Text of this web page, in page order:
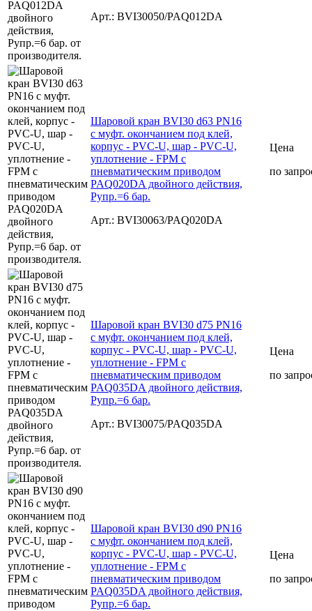
Арт.: BVI30050/PAQ012DA
Шаровой кран BVI30 d63 PN16
с муфт. окончанием под клей,
корпус - PVC-U, шар - PVC-U,
уплотнение - FPM с
пневматическим приводом
PAQ020DA двойного действия,
Рупр.=6 бар.
Арт.: BVI30063/PAQ020DA
Цена
по
Шаровой кран BVI30 d75 PN16
с муфт. окончанием под клей,
корпус - PVC-U, шар - PVC-U,
уплотнение - FPM с
пневматическим приводом
PAQ035DA двойного действия,
Рупр.=6 бар.
Арт.: BVI30075/PAQ035DA
Цена
по
Шаровой кран BVI30 d90 PN16
с муфт. окончанием под клей,
корпус - PVC-U, шар - PVC-U,
уплотнение - FPM с
пневматическим приводом
PAQ035DA двойного действия,
Рупр.=6 бар.
Цена
по